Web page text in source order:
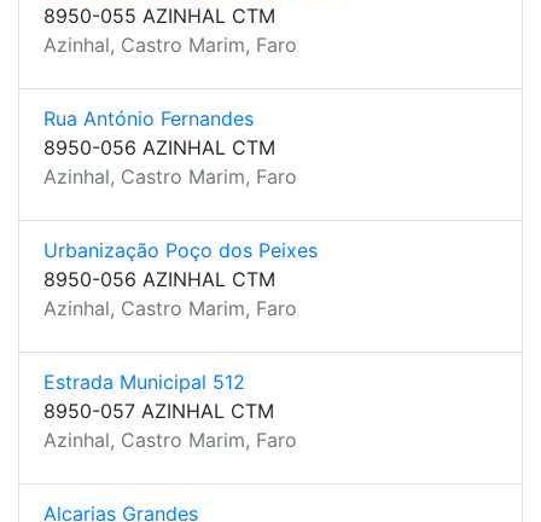
8950-055 AZINHAL CTM
Azinhal, Castro Marim, Faro
Rua António Fernandes
8950-056 AZINHAL CTM
Azinhal, Castro Marim, Faro
Urbanização Poço dos Peixes
8950-056 AZINHAL CTM
Azinhal, Castro Marim, Faro
Estrada Municipal 512
8950-057 AZINHAL CTM
Azinhal, Castro Marim, Faro
Alcarias Grandes